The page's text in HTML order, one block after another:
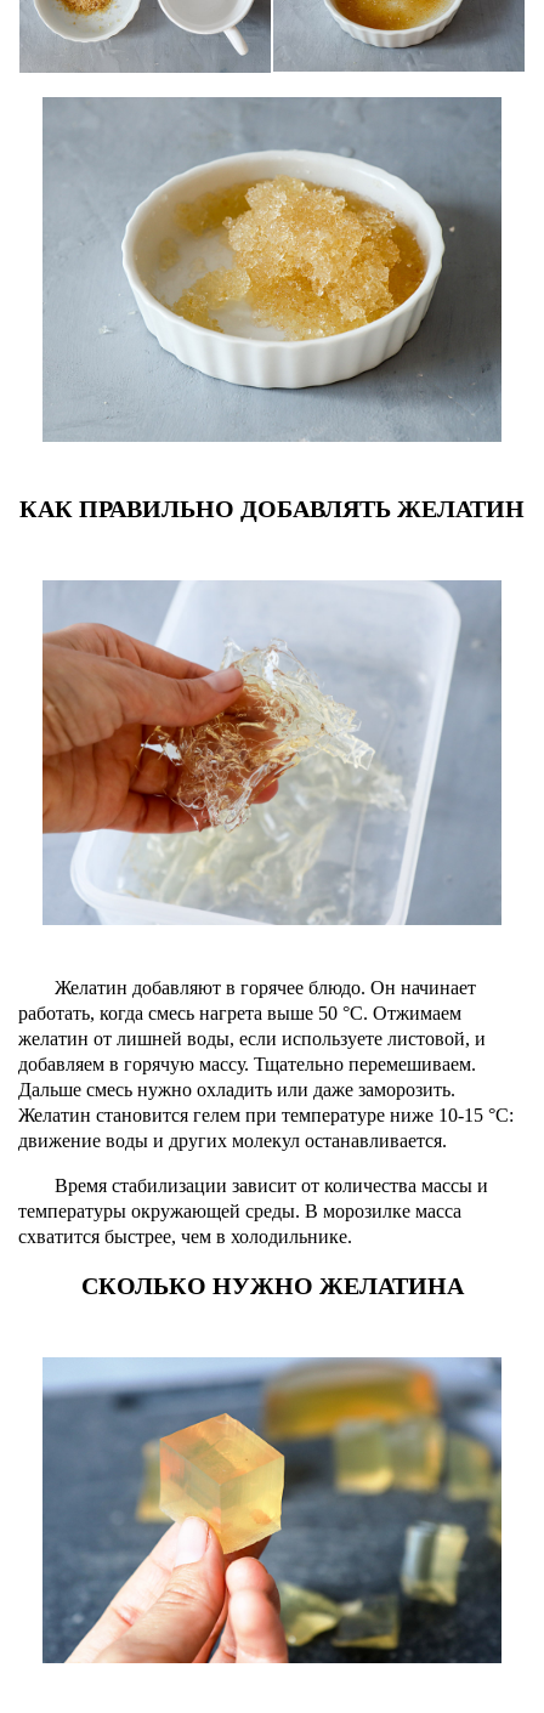
КАК ПРАВИЛЬНО ДОБАВЛЯТЬ ЖЕЛАТИН
Желатин добавляют в горячее блюдо. Он начинает
работать, когда смесь нагрета выше 50 °С. Отжимаем
желатин от лишней воды, если используете листовой, и
добавляем в горячую массу. Тщательно перемешиваем.
Дальше смесь нужно охладить или даже заморозить.
Желатин становится гелем при температуре ниже 10-15 °С:
движение воды и других молекул останавливается.
Время стабилизации зависит от количества массы и
температуры окружающей среды. В морозилке масса
схватится быстрее, чем в холодильнике.
СКОЛЬКО НУЖНО ЖЕЛАТИНА